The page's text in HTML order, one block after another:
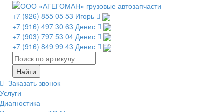
+7 (926) 855 05 53 Игорь
+7 (916) 497 30 63 Денис
+7 (903) 797 53 04 Денис
+7 (916) 849 99 43 Денис
Заказать звонок
Услуги
Диагностика